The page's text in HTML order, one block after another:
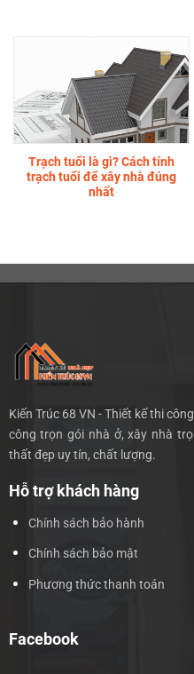
Trạch tuổi là gì? Cách tính
trạch tuổi để xây nhà đúng
nhất
Kiến Trúc 68 VN - Thiết kế thi
công trọn gói nhà ở, xây nhà
thất đẹp uy tín, chất lượng.
Hỗ trợ khách hàng
Chính sách bảo hành
Chính sách bảo mật
Phương thức thanh toán
Facebook